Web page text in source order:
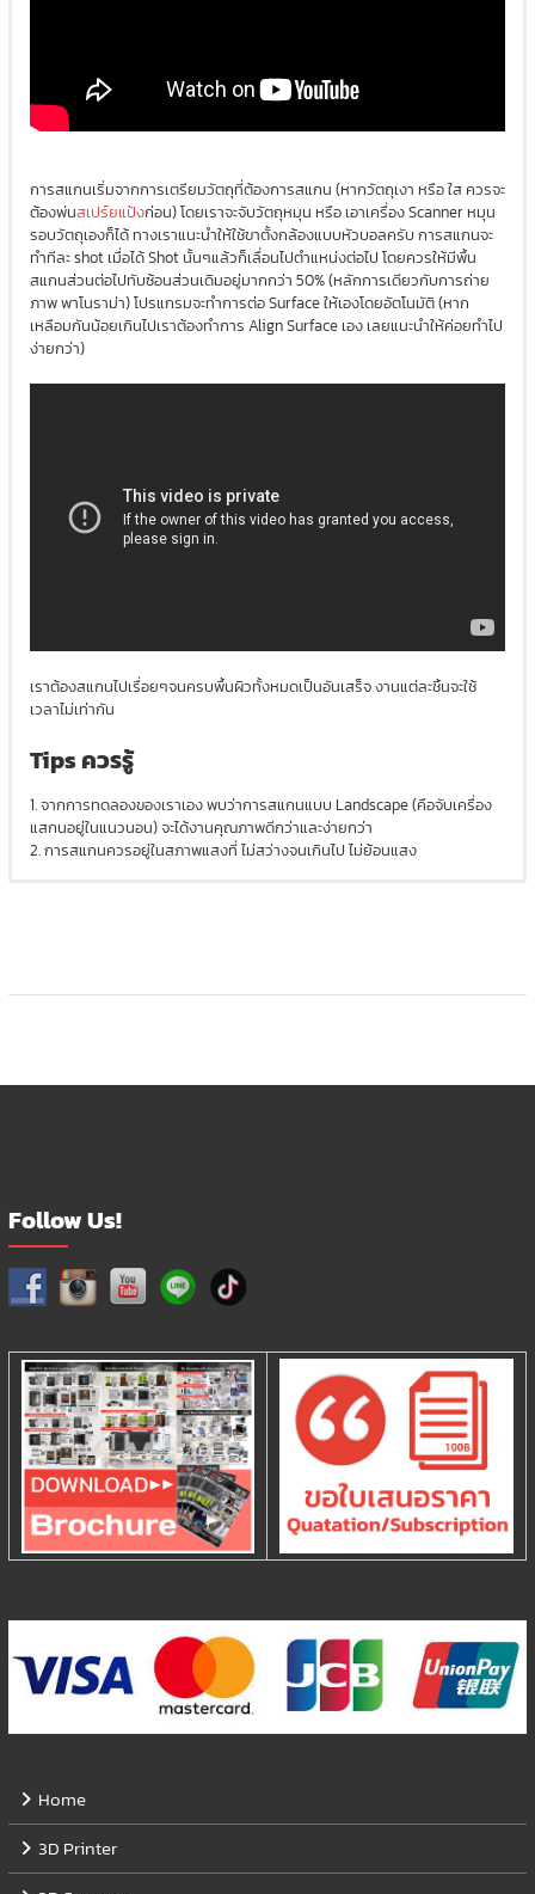
การสแกนเริ่มจากการเตรียมวัตถุที่ต้องการสแกน (หากวัตถุเงา หรือ ใส ควรจะ
ต้องพ่นสเปร์ยแป้งก่อน) โดยเราจะจับวัตถุหมุน หรือ เอาเครื่อง Scanner หมุน
รอบวัตถุเองก็ได้ ทางเราแนะนำให้ใช้ขาตั้งกล้องแบบหัวบอลครับ การสแกนจะ
ทำทีละ shot เมื่อได้ Shot นั้นๆแล้วก็เลื่อนไปตำแหน่งต่อไป โดยควรให้มีพื้น
สแกนส่วนต่อไปทับซ้อนส่วนเดิมอยู่มากกว่า 50% (หลักการเดียวกับการถ่าย
ภาพ พาโนราม่า) โปรแกรมจะทำการต่อ Surface ให้เองโดยอัตโนมัติ (หาก
เหลือมกันน้อยเกินไปเราต้องทำการ Align Surface เอง เลยแนะนำให้ค่อยทำไป
ง่ายกว่า)
เราต้องสแกนไปเรื่อยๆจนครบพื้นผิวทั้งหมดเป็นอันเสร็จ งานแต่ละชิ้นจะใช้
เวลาไม่เท่ากัน
Tips ควรรู้
1. จากการทดลองของเราเอง พบว่าการสแกนแบบ Landscape (คือจับเครื่อง
แสกนอยู่ในแนวนอน) จะได้งานคุณภาพดีกว่าและง่ายกว่า
2. การสแกนควรอยู่ในสภาพแสงที่ ไม่สว่างจนเกินไป ไม่ย้อนแสง
Follow Us!
Home
3D Printer